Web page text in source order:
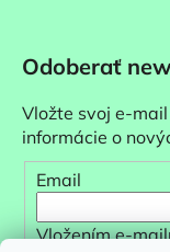
Odoberať
Vložte svoj e-
informácie o
Email
Vložením e-